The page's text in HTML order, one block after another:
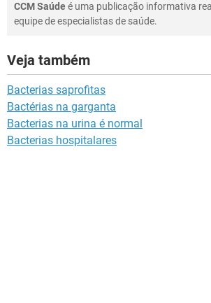
CCM Saúdeé uma publicação informativa
equipe de especialistas de saúde.
Veja também
Bacterias saprofitas
Bactérias na garganta
Bacterias na urina é normal
Bacterias hospitalares